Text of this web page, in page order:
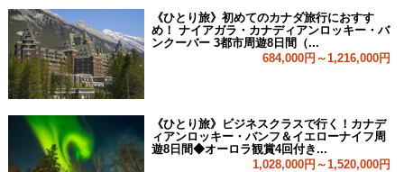
《ひとり旅》初めてのカナダ旅行におすす
め！ ナイアガラ・カナディアンロッキー・バ
ンクーバー 3都市周遊8日間（...
684,000円～1,216,000円
《ひとり旅》ビジネスクラスで行く！カナデ
ィアンロッキー・バンフ＆イエローナイフ周
遊8日間◆オーロラ観賞4回付き...
1,028,000円～1,520,000円